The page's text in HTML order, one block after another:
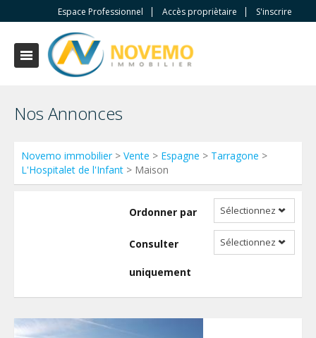
Espace Professionnel Accès propriètaire S'inscrire
Nos Annonces
Novemo immobilier> Vente > Espagne > Tarragone >
L'Hospitalet de l'Infant > Maison
Ordonner par Sélectionnez
Consulter
uniquement
Sélectionnez